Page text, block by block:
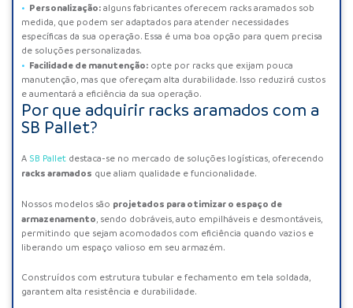
Personalização: alguns fabricantes oferecem racks aramados sob
medida, que podem ser adaptados para atender necessidades
específicas da sua operação. Essa é uma boa opção para quem precisa
de soluções personalizadas.
Facilidade de manutenção: opte por racks que exijam pouca
manutenção, mas que ofereçam alta durabilidade. Isso reduzirá custos
e aumentará a eficiência da sua operação.
Por que adquirir racks aramados com a
SB Pallet?
A SB Pallet destaca-se no mercado de soluções logísticas, oferecendo
racks aramados que aliam qualidade e funcionalidade.
Nossos modelos são projetados para otimizar o espaço de
armazenamento, sendo dobráveis, auto empilháveis e desmontáveis,
permitindo que sejam acomodados com eficiência quando vazios e
liberando um espaço valioso em seu armazém.
Construídos com estrutura tubular e fechamento em tela soldada,
garantem alta resistência e durabilidade.